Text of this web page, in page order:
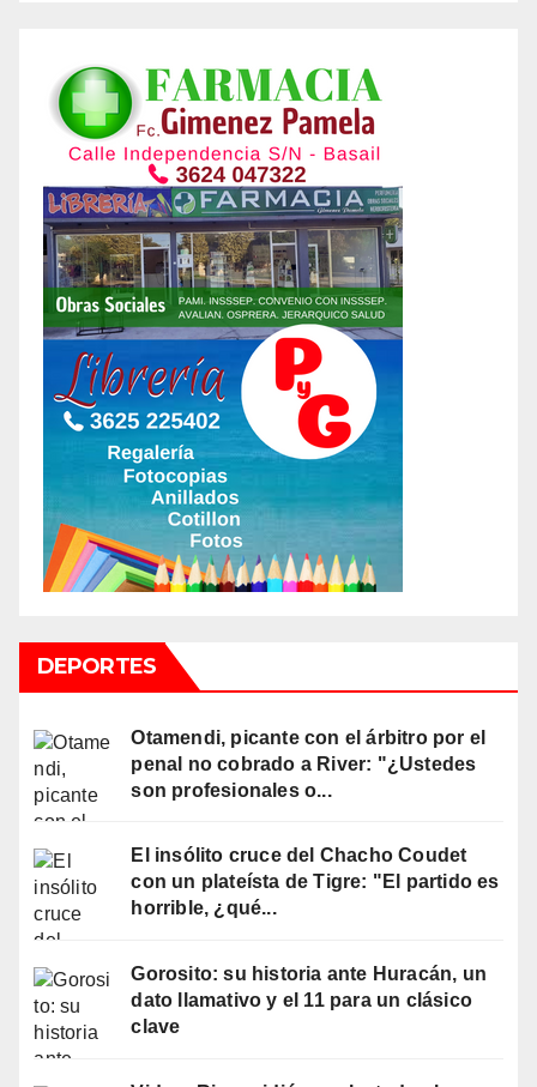
DEPORTES
Otamendi, picante con el árbitro por el
penal no cobrado a River: "¿Ustedes
son profesionales o...
El insólito cruce del Chacho Coudet
con un plateísta de Tigre: "El partido es
horrible, ¿qué...
Gorosito: su historia ante Huracán, un
dato llamativo y el 11 para un clásico
clave